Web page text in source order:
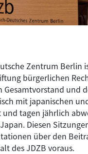
Zentrum Berlin
bürgerlichen
Gesamtvorstand und
mit japanischen
tagen jährlich
Diesen
über den
des JDZB voraus.